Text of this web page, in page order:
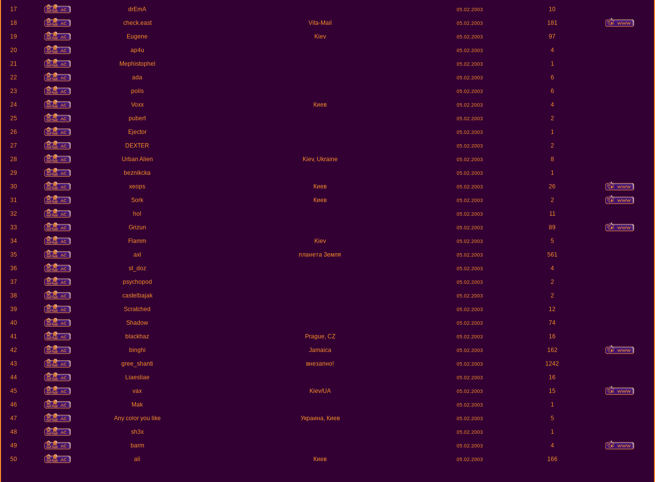
17
drEmA 05.02.2003
10
18
check.east Vita-Mail 05.02.2003
181
19
Eugene Kiev 05.02.2003
97
20
ap4u 05.02.2003
4
21
Mephistophel 05.02.2003
1
22
ada 05.02.2003
6
23
polis 05.02.2003
6
24
Voxx Киев 05.02.2003
4
25
pubert 05.02.2003
2
26
Ejector 05.02.2003
1
27
DEXTER 05.02.2003
2
28
Urban Alien Kiev, Ukraine 05.02.2003
8
29
beznikcka 05.02.2003
1
30
xeops Киев 05.02.2003
26
31
Sork Киев 05.02.2003
2
32
hol 05.02.2003
11
33
Grizun 05.02.2003
89
34
Flamm Kiev 05.02.2003
5
35
axl планета Земля 05.02.2003
561
36
st_doz 05.02.2003
4
37
psychopod 05.02.2003
2
38
castelbajak 05.02.2003
2
39
Scratched 05.02.2003
12
40
Shadow 05.02.2003
74
41
blackhaz Prague, CZ 05.02.2003
16
42
binghi Jamaica 05.02.2003
162
43
gree_shanti внезапно! 05.02.2003
1242
44
Liaesliae 05.02.2003
16
45
vax Kiev/UA 05.02.2003
15
46
Mak 05.02.2003
1
47
Any color you like Украина, Киев 05.02.2003
5
48
sh3x 05.02.2003
1
49
barm 05.02.2003
4
50
ali Киев 05.02.2003 166